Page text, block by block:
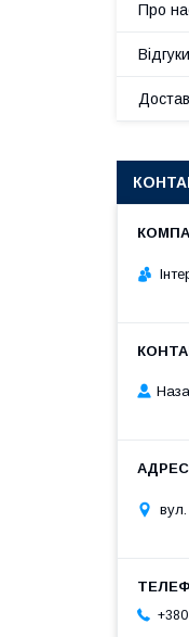
Про
Відгуки